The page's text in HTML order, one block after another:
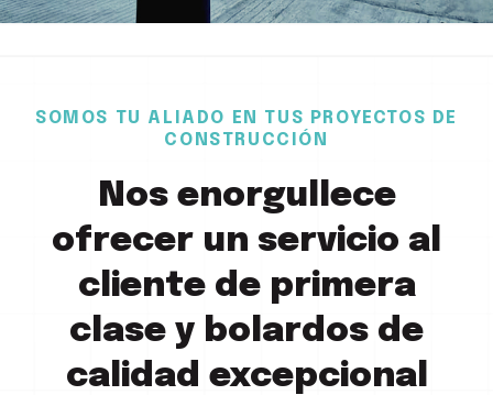
SOMOS TU ALIADO EN TUS PROYECTOS DE
CONSTRUCCIÓN
Nos enorgullece
ofrecer un servicio al
cliente de primera
clase y bolardos de
calidad excepcional